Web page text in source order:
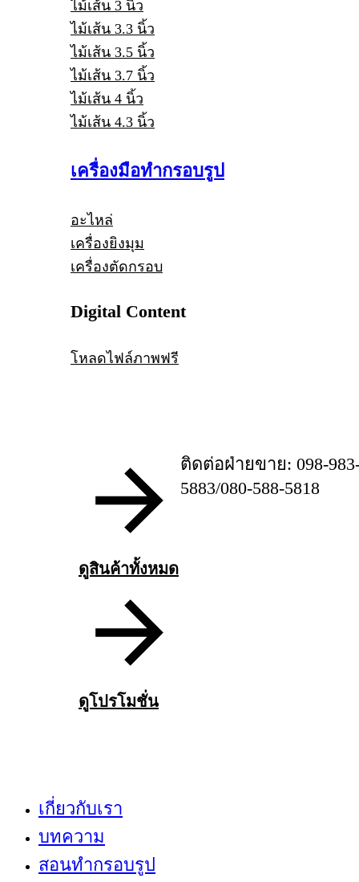
ไม้เส้น 3 นิ้ว
ไม้เส้น 3.3 นิ้ว
ไม้เส้น 3.5 นิ้ว
ไม้เส้น 3.7 นิ้ว
ไม้เส้น 4 นิ้ว
ไม้เส้น 4.3 นิ้ว
เครื่องมือทำกรอบรูป
อะไหล่
เครื่องยิงมุม
เครื่องตัดกรอบ
Digital Content
โหลดไฟล์ภาพฟรี
ดูสินค้าทั้งหมด
ดูโปรโมชั่น
ติดต่อฝ่ายขาย: 098-
5883/080-588-5818
เกี่ยวกับเรา
บทความ
สอนทำกรอบรูป